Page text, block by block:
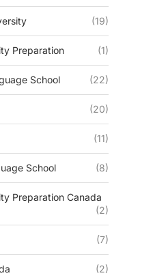
(19)
Preparation (1)
School (22)
(20)
(11)
School (8)
Preparation Canada
(2)
(7)
(2)